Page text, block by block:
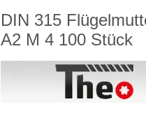
DIN 315
A2 M 4 100 Stück